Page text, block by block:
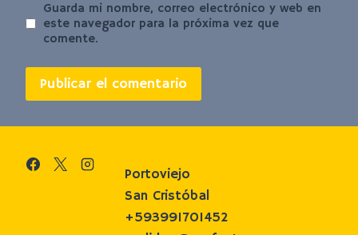
Guarda mi nombre, correo electrónico y web en
este navegador para la próxima vez que
comente.
Portoviejo
San Cristóbal
+593991701452